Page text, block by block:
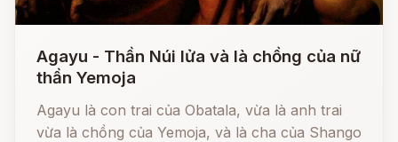
Agayu - Thần Núi lửa và là chồng của nữ
thần Yemoja
Agayu là con trai của Obatala, vừa là anh trai
vừa là chồng của Yemoja, và là cha của Shango